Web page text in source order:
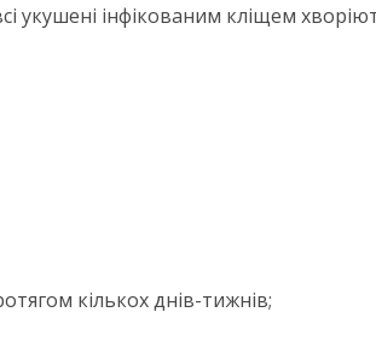
укушені інфікованим кліщем
кількох днів-тижнів;